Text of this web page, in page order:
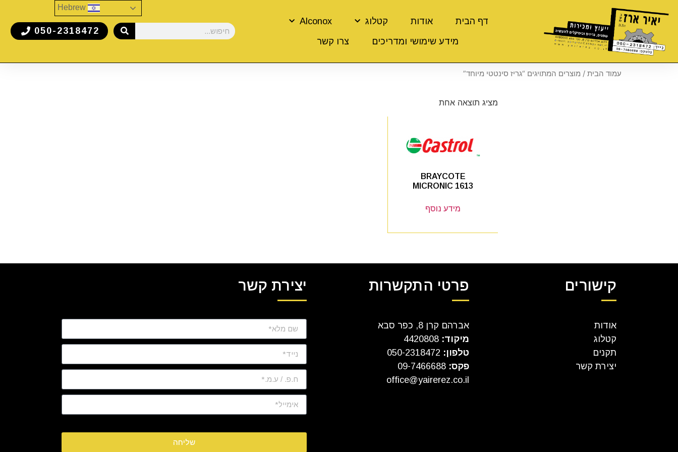
דף הבית אודות קטלוג
Alconox
מידע שימושי ומדריכים
צרו קשר
050-2318472
עמוד הבית / מוצרים המתויגים “גריז סינטטי מיוחד”
מציג תוצאה אחת
BRAYCOTE
MICRONIC 1613
מידע נוסף
קישורים
אודות
קטלוג
תקנים
יצירת קשר
פרטי התקשרות
אברהם קרן 8, כפר סבא
מיקוד:
טלפון:
פקס: 09-7466688
office@yairerez.co.il
יצירת קשר
שליחה
Hebrew